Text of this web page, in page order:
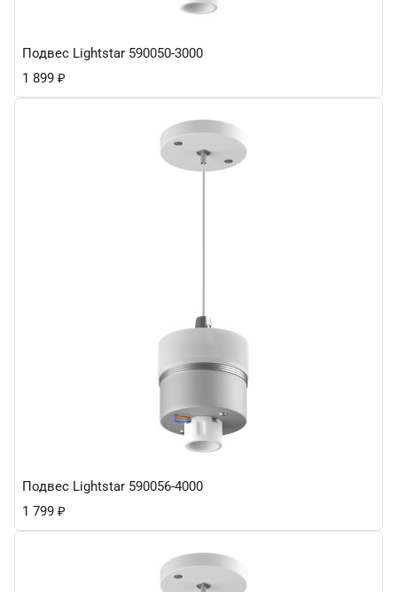
Подвес Lightstar 590050-3000
1 899 ₽
Подвес Lightstar 590056-4000
1 799 ₽